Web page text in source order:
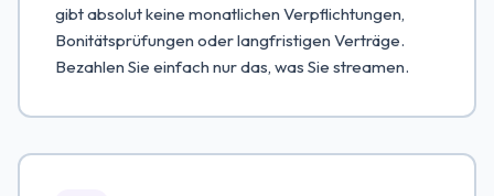
gibt absolut keine monatlichen Verpflichtungen,
Bonitätsprüfungen oder langfristigen Verträge.
Bezahlen Sie einfach nur das, was Sie streamen.